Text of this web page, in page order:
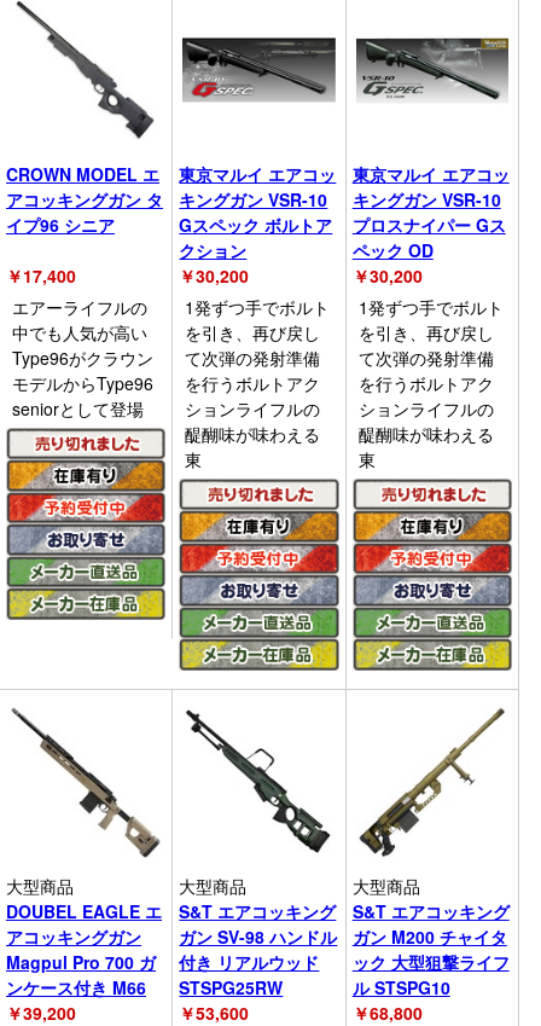
CROWN MODEL エ
アコッキングガン タ
イプ96 シニア
￥17,400
エアーライフルの
中でも人気が高い
Type96がクラウン
モデルからType96
seniorとして登場
東京マルイ エアコッ
キングガン VSR-10
Gスペック ボルトア
クション
￥30,200
1発ずつ手でボルト
を引き、再び戻し
て次弾の発射準備
を行うボルトアク
ションライフルの
醍醐味が味わえる
東
東京マルイ エアコッ
キングガン VSR-10
プロスナイパー Gス
ペック OD
￥30,200
1発ずつ手でボルト
を引き、再び戻し
て次弾の発射準備
を行うボルトアク
ションライフルの
醍醐味が味わえる
東
大型商品
DOUBEL EAGLE エ
アコッキングガン
Magpul Pro 700 ガ
ンケース付き M66
￥39,200
大型商品
S&T エアコッキング
ガン SV-98 ハンドル
付き リアルウッド
STSPG25RW
￥53,600
大型商品
S&T エアコッキング
ガン M200 チャイタ
ック 大型狙撃ライフ
ル STSPG10
￥68,800